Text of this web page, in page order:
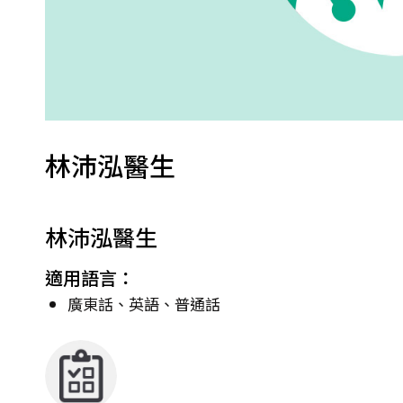
林沛泓醫生
林沛泓醫生
適用語言：
廣東話、英語、普通話